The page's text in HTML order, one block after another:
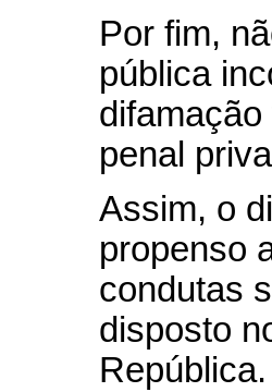
Por fim,
pública
penal
Assim, o
propenso
condutas
disposto
República.